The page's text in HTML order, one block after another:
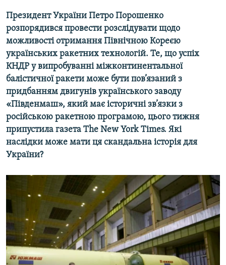
Президент України Петро Порошенко
розпорядився провести розслідувати щодо
можливості отримання Північною Кореєю
українських ракетних технологій. Те, що успіх
КНДР у випробуванні міжконтинентальної
балістичної ракети може бути пов’язаний з
придбанням двигунів українського заводу
«Південмаш», який має історичні зв’язки з
російською ракетною програмою, цього тижня
припустила газета The New York Times. Які
наслідки може мати ця скандальна історія для
України?